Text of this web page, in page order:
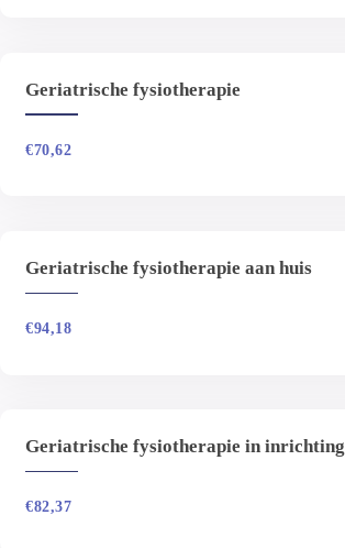
Geriatrische fysiotherapie
€70,62
Geriatrische fysiotherapie aan huis
€94,18
Geriatrische fysiotherapie in inrichting
€82,37